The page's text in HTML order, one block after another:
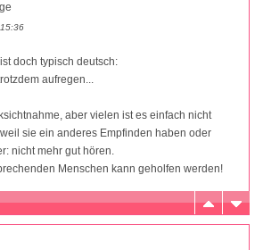
ist doch typisch deutsch:
aufregen...
aber vielen ist es einfach nicht
sie ein anderes Empfinden haben oder
nicht mehr gut hören.
Menschen kann geholfen werden!